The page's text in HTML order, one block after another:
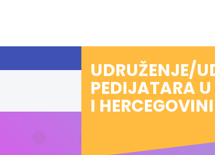
UDRUŽENJE/
PEDIJATARA
I HERCEGOVINI